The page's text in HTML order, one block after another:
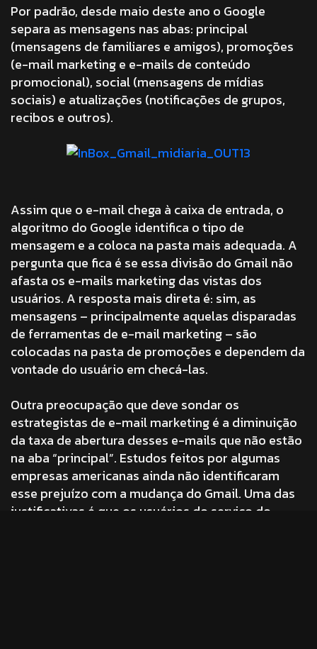
Por padrão, desde maio deste ano o Google
separa as mensagens nas abas: principal
(mensagens de familiares e amigos), promoções
(e-mail marketing e e-mails de conteúdo
promocional), social (mensagens de mídias
sociais) e atualizações (notificações de grupos,
recibos e outros).
Assim que o e-mail chega à caixa de entrada, o
algoritmo do Google identifica o tipo de
mensagem e a coloca na pasta mais adequada. A
pergunta que fica é se essa divisão do Gmail não
afasta os e-mails marketing das vistas dos
usuários. A resposta mais direta é: sim, as
mensagens – principalmente aquelas disparadas
de ferramentas de e-mail marketing – são
colocadas na pasta de promoções e dependem da
vontade do usuário em checá-las.
Outra preocupação que deve sondar os
estrategistas de e-mail marketing é a diminuição
da taxa de abertura desses e-mails que não estão
na aba “principal”. Estudos feitos por algumas
empresas americanas ainda não identificaram
esse prejuízo com a mudança do Gmail. Uma das
justificativas é que os usuários do serviço do